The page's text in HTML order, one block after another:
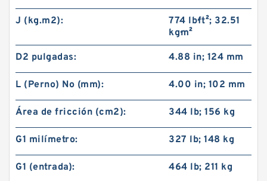
J (kg.m2):
774 lb·ft²; 32.51
kg·m²
D2 pulgadas: 4.88 in; 124 mm
L (Perno) No (mm): 4.00 in; 102 mm
Área de fricción (cm2): 344 lb; 156 kg
G1 milímetro: 327 lb; 148 kg
G1 (entrada): 464 lb; 211 kg